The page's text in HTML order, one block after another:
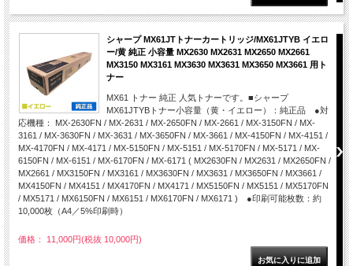
シャープ MX61JTトナーカートリッジ/MX61JTYB イエロ
ー/黄 純正 小容量 MX2630 MX2631 MX2650 MX2661
MX3150 MX3161 MX3630 MX3631 MX3650 MX3661 用ト
ナー
MX61 トナー 純正 人気トナーです。■シャープ
MX61JTYBトナー小容量（黄・イエロー）：純正品 ●対
応機種： MX-2630FN / MX-2631 / MX-2650FN / MX-2661 / MX-3150FN / MX-
3161 / MX-3630FN / MX-3631 / MX-3650FN / MX-3661 / MX-4150FN / MX-4151 /
MX-4170FN / MX-4171 / MX-5150FN / MX-5151 / MX-5170FN / MX-5171 / MX-
6150FN / MX-6151 / MX-6170FN / MX-6171 ( MX2630FN / MX2631 / MX2650FN /
MX2661 / MX3150FN / MX3161 / MX3630FN / MX3631 / MX3650FN / MX3661 /
MX4150FN / MX4151 / MX4170FN / MX4171 / MX5150FN / MX5151 / MX5170FN
/ MX5171 / MX6150FN / MX6151 / MX6170FN / MX6171 ) ●印刷可能枚数：約
10,000枚（A4／5%印刷時）
価格： 11,000円(税抜 10,000円)